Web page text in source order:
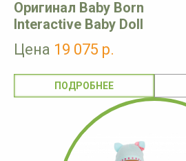
Оригинал Baby Born
Interactive Baby Doll
Цена 19 075 р.
ПОДРОБНЕЕ